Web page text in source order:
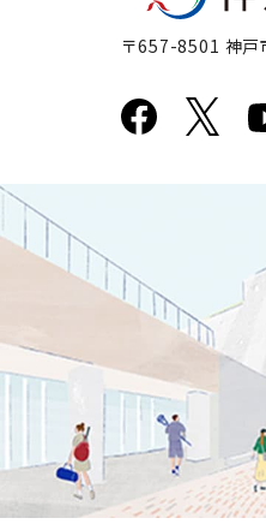
〒657-8501 神